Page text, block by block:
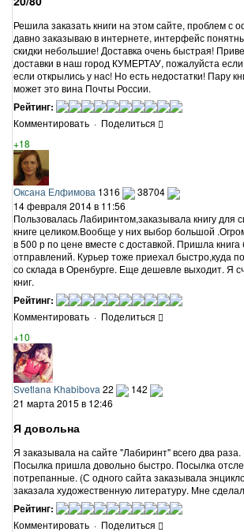
Решила заказать книги на этом сайте, проблем с
давно заказываю в интернете, интерфейс
скидки небольшие! Доставка очень быстрая!
доставки в наш город КУМЕРТАУ, пожалуйста
если открылись у нас! Но есть недостатки! Пару
может это вина Почты России.
Рейтинг:
Комментировать · Поделиться
+18
Оксана Елфимова 1316
38704
14 февраля 2014 в 11:56
Пользовалась Лабиринтом,заказывала книгу
книге целиком.Вообще у них выбор большой
в 500 р по цене вместе с доставкой. Пришла
отправлений. Курьер тоже приехал быстро,куда
со склада в Оренбурге. Еще дешевле выходит. Я
книг.
Рейтинг:
Комментировать · Поделиться
+10
Svetlana Khabibova 22
142
21 марта 2015 в 12:46
Я довольна
Я заказывала на сайте "Лабиринт" всего два
Посылка пришла довольно быстро. Посылка
потрепанные. (С одного сайта заказывала
заказала художественную литературу. Мне
Рейтинг:
Комментировать · Поделиться